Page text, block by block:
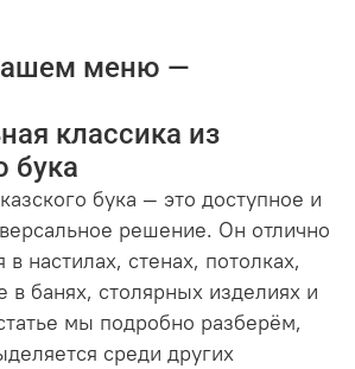
меню —
классика из
бука
бука — это доступное и
решение. Он отлично
в настилах, стенах, потолках,
в банях, столярных изделиях и
мы подробно разберём,
среди других